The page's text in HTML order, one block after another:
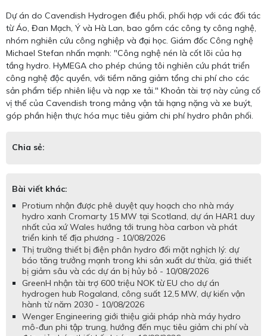
Dự án do Cavendish Hydrogen điều phối, phối hợp với các đối tác
từ Áo, Đan Mạch, Ý và Hà Lan, bao gồm các công ty công nghệ,
nhóm nghiên cứu công nghiệp và đại học. Giám đốc Công nghệ
Michael Stefan nhấn mạnh: "Công nghệ nén là cốt lõi của hạ
tầng hydro. HyMEGA cho phép chúng tôi nghiên cứu phát triển
công nghệ độc quyền, với tiềm năng giảm tổng chi phí cho các
sản phẩm tiếp nhiên liệu và nạp xe tải." Khoản tài trợ này củng cố
vị thế của Cavendish trong mảng vận tải hạng nặng và xe buýt,
góp phần hiện thực hóa mục tiêu giảm chi phí hydro phân phối.
Chia sẻ:
Bài viết khác:
Protium nhận được phê duyệt quy hoạch cho nhà máy
hydro xanh Cromarty 15 MW tại Scotland, dự án HAR1 duy
nhất của xứ Wales hướng tới trung hòa carbon và phát
triển kinh tế địa phương - 10/08/2026
Thị trường thiết bị điện phân hydro đối mặt nghịch lý: dự
báo tăng trưởng mạnh trong khi sản xuất dư thừa, giá thiết
bị giảm sâu và các dự án bị hủy bỏ - 10/08/2026
GreenH nhận tài trợ 600 triệu NOK từ EU cho dự án
hydrogen hub Rogaland, công suất 12,5 MW, dự kiến vận
hành từ năm 2030 - 10/08/2026
Wenger Engineering giới thiệu giải pháp nhà máy hydro
mô-đun phi tập trung, hướng đến mục tiêu giảm chi phí và